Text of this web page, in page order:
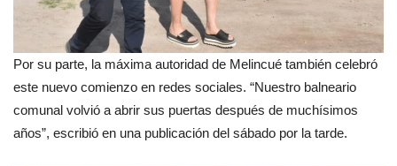
Por su parte, la máxima autoridad de Melincué también celebró
este nuevo comienzo en redes sociales. “Nuestro balneario
comunal volvió a abrir sus puertas después de muchísimos
años”, escribió en una publicación del sábado por la tarde.